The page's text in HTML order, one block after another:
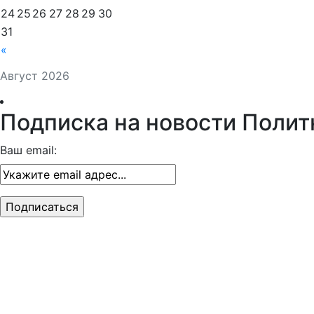
Август 2026
«
24 25 26 27 28 29 30
31
Подписка на новости
Ваш email: